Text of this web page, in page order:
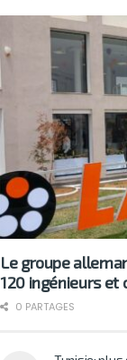
Le groupe
120 ingénieurs et
0 PARTAGES